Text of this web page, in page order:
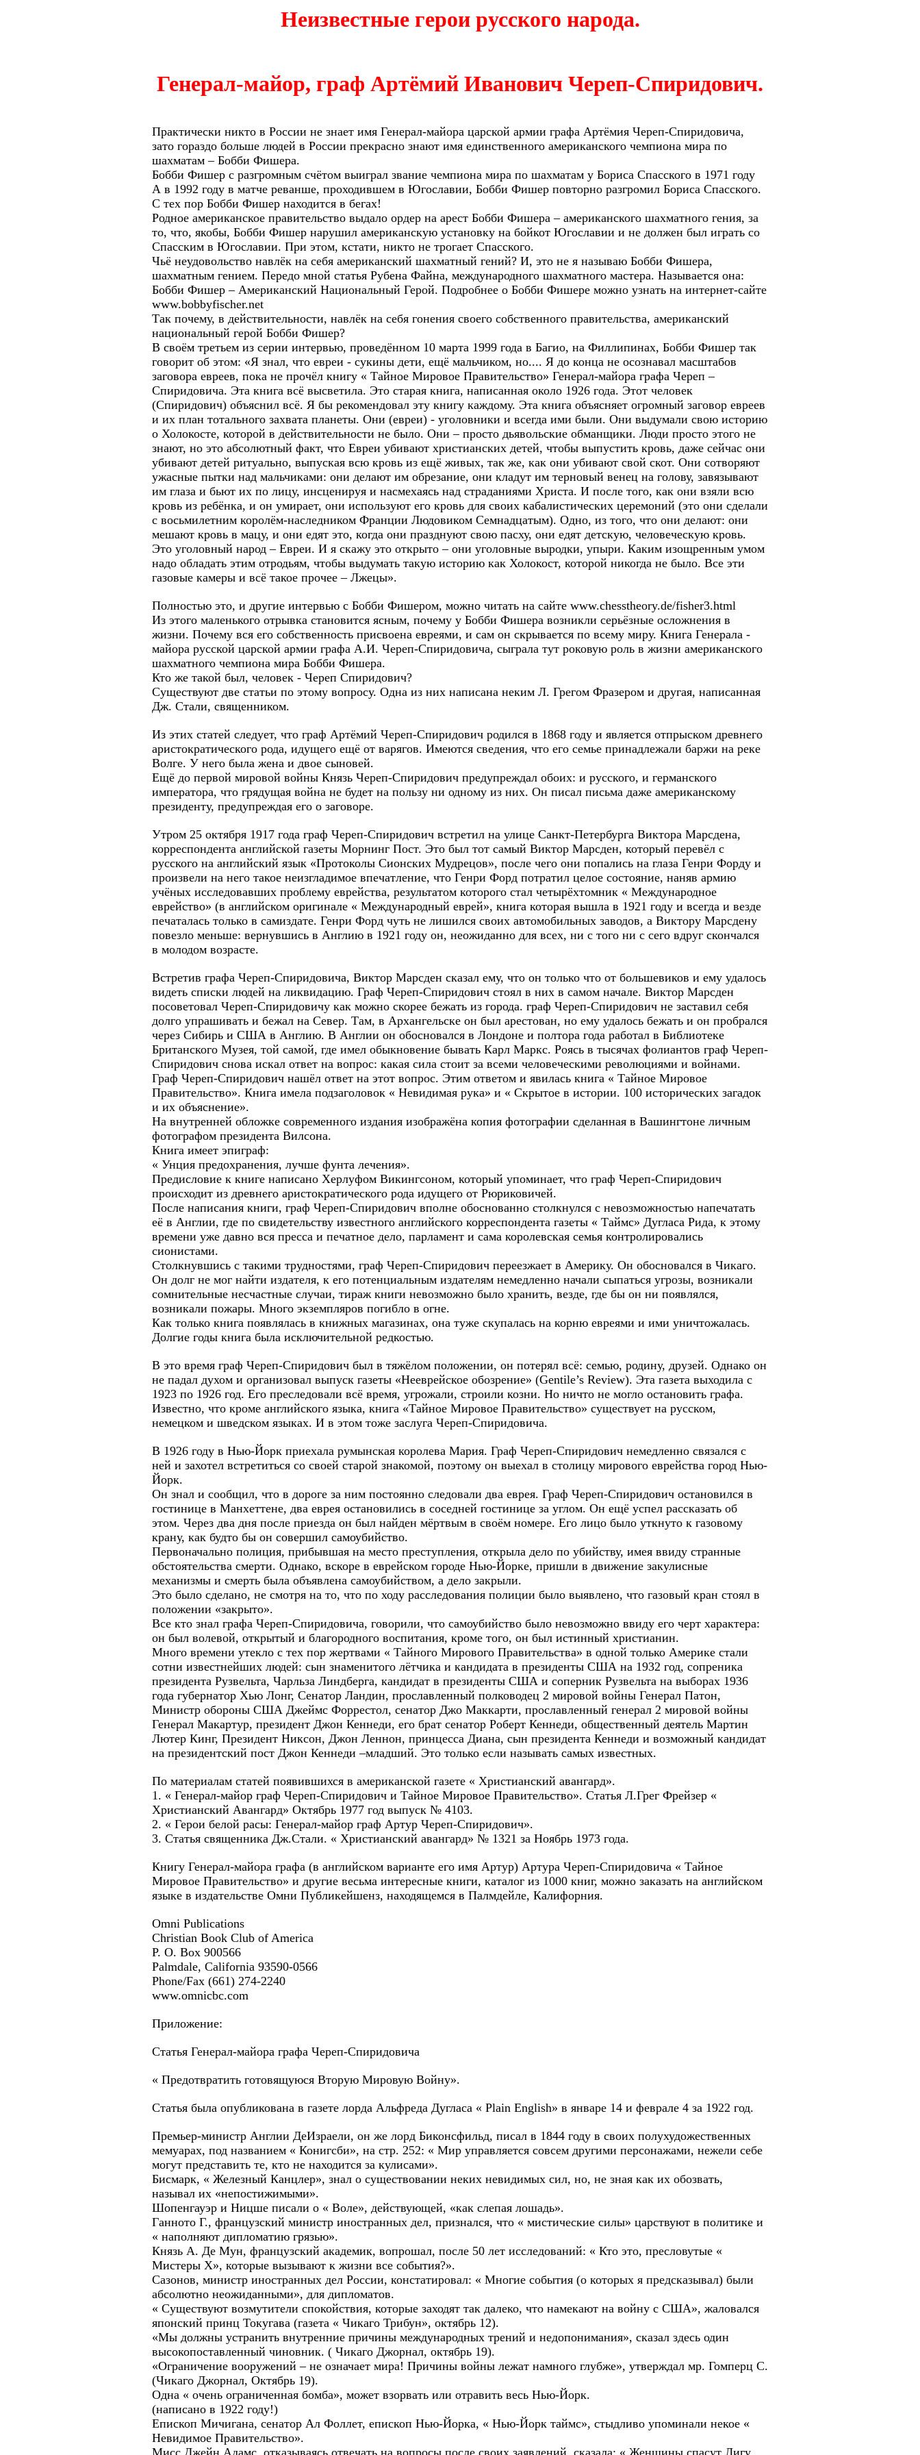
Неизвестные герои русского народа.
Генерал-майор, граф Артёмий Иванович Череп-Спиридович.
Практически никто в России не знает имя Генерал-майора царской армии графа Артёмия Череп-Спиридовича,
зато гораздо больше людей в России прекрасно знают имя единственного американского чемпиона мира по
шахматам – Бобби Фишера.
Бобби Фишер с разгромным счётом выиграл звание чемпиона мира по шахматам у Бориса Спасского в 1971 году
А в 1992 году в матче реванше, проходившем в Югославии, Бобби Фишер повторно разгромил Бориса Спасского.
С тех пор Бобби Фишер находится в бегах!
Родное американское правительство выдало ордер на арест Бобби Фишера – американского шахматного гения, за
то, что, якобы, Бобби Фишер нарушил американскую установку на бойкот Югославии и не должен был играть со
Спасским в Югославии. При этом, кстати, никто не трогает Спасского.
Чьё неудовольство навлёк на себя американский шахматный гений? И, это не я называю Бобби Фишера,
шахматным гением. Передо мной статья Рубена Файна, международного шахматного мастера. Называется она:
Бобби Фишер – Американский Национальный Герой. Подробнее о Бобби Фишере можно узнать на интернет-сайте
www.bobbyfischer.net
Так почему, в действительности, навлёк на себя гонения своего собственного правительства, американский
национальный герой Бобби Фишер?
В своём третьем из серии интервью, проведённом 10 марта 1999 года в Багио, на Филлипинах, Бобби Фишер так
говорит об этом: «Я знал, что евреи - сукины дети, ещё мальчиком, но.... Я до конца не осознавал масштабов
заговора евреев, пока не прочёл книгу « Тайное Мировое Правительство» Генерал-майора графа Череп –
Спиридовича. Эта книга всё высветила. Это старая книга, написанная около 1926 года. Этот человек
(Спиридович) объяснил всё. Я бы рекомендовал эту книгу каждому. Эта книга объясняет огромный заговор евреев
и их план тотального захвата планеты. Они (евреи) - уголовники и всегда ими были. Они выдумали свою историю
о Холокосте, которой в действительности не было. Они – просто дьявольские обманщики. Люди просто этого не
знают, но это абсолютный факт, что Евреи убивают христианских детей, чтобы выпустить кровь, даже сейчас они
убивают детей ритуально, выпуская всю кровь из ещё живых, так же, как они убивают свой скот. Они сотворяют
ужасные пытки над мальчиками: они делают им обрезание, они кладут им терновый венец на голову, завязывают
им глаза и бьют их по лицу, инсценируя и насмехаясь над страданиями Христа. И после того, как они взяли всю
кровь из ребёнка, и он умирает, они используют его кровь для своих кабалистических церемоний (это они сделали
с восьмилетним королём-наследником Франции Людовиком Семнадцатым). Одно, из того, что они делают: они
мешают кровь в мацу, и они едят это, когда они празднуют свою пасху, они едят детскую, человеческую кровь.
Это уголовный народ – Евреи. И я скажу это открыто – они уголовные выродки, упыри. Каким изощренным умом
надо обладать этим отродьям, чтобы выдумать такую историю как Холокост, которой никогда не было. Все эти
газовые камеры и всё такое прочее – Лжецы».
Полностью это, и другие интервью с Бобби Фишером, можно читать на cайте www.chesstheory.de/fisher3.html
Из этого маленького отрывка становится ясным, почему у Бобби Фишера возникли серьёзные осложнения в
жизни. Почему вся его собственность присвоена евреями, и сам он скрывается по всему миру. Книга Генерала -
майора русской царской армии графа А.И. Череп-Спиридовича, сыграла тут роковую роль в жизни американского
шахматного чемпиона мира Бобби Фишера.
Кто же такой был, человек - Череп Спиридович?
Существуют две статьи по этому вопросу. Одна из них написана неким Л. Грегом Фразером и другая, написанная
Дж. Стали, священником.
Из этих статей следует, что граф Артёмий Череп-Спиридович родился в 1868 году и является отпрыском древнего
аристократического рода, идущего ещё от варягов. Имеются сведения, что его семье принадлежали баржи на реке
Волге. У него была жена и двое сыновей.
Ещё до первой мировой войны Князь Череп-Спиридович предупреждал обоих: и русского, и германского
императора, что грядущая война не будет на пользу ни одному из них. Он писал письма даже американскому
президенту, предупреждая его о заговоре.
Утром 25 октября 1917 года граф Череп-Спиридович встретил на улице Санкт-Петербурга Виктора Марсдена,
корреспондента английской газеты Морнинг Пост. Это был тот самый Виктор Марсден, который перевёл с
русского на английский язык «Протоколы Сионских Мудрецов», после чего они попались на глаза Генри Форду и
произвели на него такое неизгладимое впечатление, что Генри Форд потратил целое состояние, наняв армию
учёных исследовавших проблему еврейства, результатом которого стал четырёхтомник « Международное
еврейство» (в английском оригинале « Международный еврей», книга которая вышла в 1921 году и всегда и везде
печаталась только в самиздате. Генри Форд чуть не лишился своих автомобильных заводов, а Виктору Марсдену
повезло меньше: вернувшись в Англию в 1921 году он, неожиданно для всех, ни с того ни с сего вдруг скончался
в молодом возрасте.
Встретив графа Череп-Спиридовича, Виктор Марсден сказал ему, что он только что от большевиков и ему удалось
видеть списки людей на ликвидацию. Граф Череп-Спиридович стоял в них в самом начале. Виктор Марсден
посоветовал Череп-Спиридовичу как можно скорее бежать из города. граф Череп-Спиридович не заставил себя
долго упрашивать и бежал на Север. Там, в Архангельске он был арестован, но ему удалось бежать и он пробрался
через Сибирь и США в Англию. В Англии он обосновался в Лондоне и полтора года работал в Библиотеке
Британского Музея, той самой, где имел обыкновение бывать Карл Маркс. Роясь в тысячах фолиантов граф Череп-
Спиридович снова искал ответ на вопрос: какая сила стоит за всеми человеческими революциями и войнами.
Граф Череп-Спиридович нашёл ответ на этот вопрос. Этим ответом и явилась книга « Тайное Мировое
Правительство». Книга имела подзаголовок « Невидимая рука» и « Скрытое в истории. 100 исторических загадок
и их объяснение».
На внутренней обложке современного издания изображёна копия фотографии сделанная в Вашингтоне личным
фотографом президента Вилсона.
Книга имеет эпиграф:
« Унция предохранения, лучше фунта лечения».
Предисловие к книге написано Херлуфом Викингсоном, который упоминает, что граф Череп-Спиридович
происходит из древнего аристократического рода идущего от Рюриковичей.
После написания книги, граф Череп-Спиридович вполне обоснованно столкнулся с невозможностью напечатать
её в Англии, где по свидетельству известного английского корреспондента газеты « Таймс» Дугласа Рида, к этому
времени уже давно вся пресса и печатное дело, парламент и сама королевская семья контролировались
сионистами.
Столкнувшись с такими трудностями, граф Череп-Спиридович переезжает в Америку. Он обосновался в Чикаго.
Он долг не мог найти издателя, к его потенциальным издателям немедленно начали сыпаться угрозы, возникали
сомнительные несчастные случаи, тираж книги невозможно было хранить, везде, где бы он ни появлялся,
возникали пожары. Много экземпляров погибло в огне.
Как только книга появлялась в книжных магазинах, она туже скупалась на корню евреями и ими уничтожалась.
Долгие годы книга была исключительной редкостью.
В это время граф Череп-Спиридович был в тяжёлом положении, он потерял всё: семью, родину, друзей. Однако он
не падал духом и организовал выпуск газеты «Нееврейское обозрение» (Gentile’s Review). Эта газета выходила с
1923 по 1926 год. Его преследовали всё время, угрожали, строили козни. Но ничто не могло остановить графа.
Известно, что кроме английского языка, книга «Тайное Мировое Правительство» существует на русском,
немецком и шведском языках. И в этом тоже заслуга Череп-Спиридовича.
В 1926 году в Нью-Йорк приехала румынская королева Мария. Граф Череп-Спиридович немедленно связался с
ней и захотел встретиться со своей старой знакомой, поэтому он выехал в столицу мирового еврейства город Нью-
Йорк.
Он знал и сообщил, что в дороге за ним постоянно следовали два еврея. Граф Череп-Спиридович остановился в
гостинице в Манхеттене, два еврея остановились в соседней гостинице за углом. Он ещё успел рассказать об
этом. Через два дня после приезда он был найден мёртвым в своём номере. Его лицо было уткнуто к газовому
крану, как будто бы он совершил самоубийство.
Первоначально полиция, прибывшая на место преступления, открыла дело по убийству, имея ввиду странные
обстоятельства смерти. Однако, вскоре в еврейском городе Нью-Йорке, пришли в движение закулисные
механизмы и смерть была объявлена самоубийством, а дело закрыли.
Это было сделано, не смотря на то, что по ходу расследования полиции было выявлено, что газовый кран стоял в
положении «закрыто».
Все кто знал графа Череп-Спиридовича, говорили, что самоубийство было невозможно ввиду его черт характера:
он был волевой, открытый и благородного воспитания, кроме того, он был истинный христианин.
Много времени утекло с тех пор жертвами « Тайного Мирового Правительства» в одной только Америке стали
сотни известнейших людей: сын знаменитого лётчика и кандидата в президенты США на 1932 год, сопреника
президента Рузвельта, Чарльза Линдберга, кандидат в президенты США и соперник Рузвельта на выборах 1936
года губернатор Хью Лонг, Сенатор Ландин, прославленный полководец 2 мировой войны Генерал Патон,
Министр обороны США Джеймс Форрестол, сенатор Джо Маккарти, прославленный генерал 2 мировой войны
Генерал Макартур, президент Джон Кеннеди, его брат сенатор Роберт Кеннеди, общественный деятель Мартин
Лютер Кинг, Президент Никсон, Джон Леннон, принцесса Диана, сын президента Кеннеди и возможный кандидат
на президентский пост Джон Кеннеди –младший. Это только если называть самых известных.
По материалам статей появившихся в американской газете « Христианский авангард».
1. « Генерал-майор граф Череп-Спиридович и Тайное Мировое Правительство». Статья Л.Грег Фрейзер «
Христианский Авангард» Октябрь 1977 год выпуск № 4103.
2. « Герои белой расы: Генерал-майор граф Артур Череп-Спиридович».
3. Статья священника Дж.Стали. « Христианский авангард» № 1321 за Ноябрь 1973 года.
Книгу Генерал-майора графа (в английском варианте его имя Артур) Артура Череп-Спиридовича « Тайное
Мировое Правительство» и другие весьма интересные книги, каталог из 1000 книг, можно заказать на английском
языке в издательстве Омни Публикейшенз, находящемся в Палмдейле, Калифорния.
Omni Publications
Christian Book Club of America
P. O. Box 900566
Palmdale, California 93590-0566
Phone/Fax (661) 274-2240
www.omnicbc.com
Приложение:
Статья Генерал-майора графа Череп-Спиридовича
« Предотвратить готовящуюся Вторую Мировую Войну».
Статья была опубликована в газете лорда Альфреда Дугласа « Plain English» в январе 14 и феврале 4 за 1922 год.
Премьер-министр Англии ДеИзраели, он же лорд Биконсфильд, писал в 1844 году в своих полухудожественных
мемуарах, под названием « Конигсби», на стр. 252: « Мир управляется совсем другими персонажами, нежели себе
могут представить те, кто не находится за кулисами».
Бисмарк, « Железный Канцлер», знал о существовании неких невидимых сил, но, не зная как их обозвать,
называл их «непостижимыми».
Шопенгауэр и Ницше писали о « Воле», действующей, «как слепая лошадь».
Ганното Г., французский министр иностранных дел, признался, что « мистические силы» царствуют в политике и
« наполняют дипломатию грязью».
Князь А. Де Мун, французский академик, вопрошал, после 50 лет исследований: « Кто это, пресловутые «
Мистеры Х», которые вызывают к жизни все события?».
Сазонов, министр иностранных дел России, констатировал: « Многие события (о которых я предсказывал) были
абсолютно неожиданными», для дипломатов.
« Существуют возмутители спокойствия, которые заходят так далеко, что намекают на войну с США», жаловался
японский принц Токугава (газета « Чикаго Трибун», октябрь 12).
«Мы должны устранить внутренние причины международных трений и недопонимания», сказал здесь один
высокопоставленный чиновник. ( Чикаго Джорнал, октябрь 19).
«Ограничение вооружений – не означает мира! Причины войны лежат намного глубже», утверждал мр. Гомперц С.
(Чикаго Джорнал, Октябрь 19).
Одна « очень ограниченная бомба», может взорвать или отравить весь Нью-Йорк.
(написано в 1922 году!)
Епископ Мичигана, сенатор Ал Фоллет, епископ Нью-Йорка, « Нью-Йорк таймс», стыдливо упоминали некое «
Невидимое Правительство».
Мисс Джейн Адамс, отказываясь отвечать на вопросы после своих заявлений, сказала: « Женщины спасут Лигу